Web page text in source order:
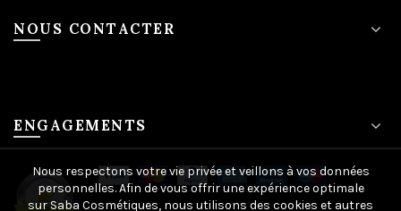
NOUS CONTACTER
ENGAGEMENTS
Nous respectons votre vie privée et veillons à vos données
personnelles. Afin de vous offrir une expérience optimale
sur Saba Cosmétiques, nous utilisons des cookies et autres